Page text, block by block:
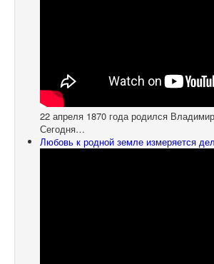
22 апреля 1870 года родился
Сегодня…
Любовь к родной земле измеряется